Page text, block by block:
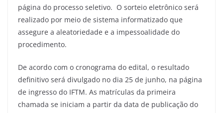
página do processo seletivo. O sorteio eletrônico será
realizado por meio de sistema informatizado que
assegure a aleatoriedade e a impessoalidade do
procedimento.
De acordo com o cronograma do edital, o resultado
definitivo será divulgado no dia 25 de junho, na página
de ingresso do IFTM. As matrículas da primeira
chamada se iniciam a partir da data de publicação do